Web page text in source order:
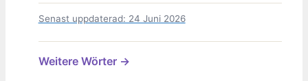
Senast uppdaterad: 24 Juni 2026
Weitere Wörter →